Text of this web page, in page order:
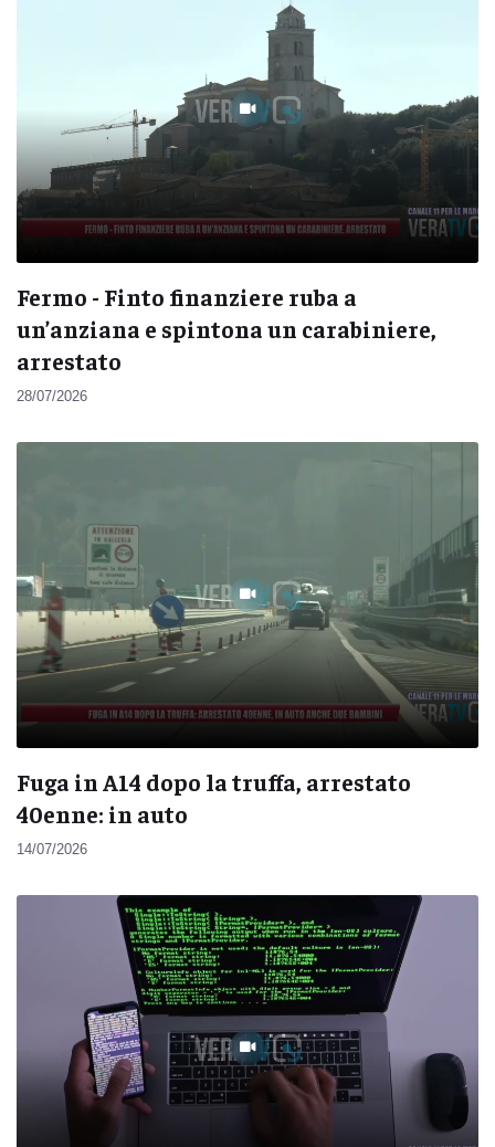
Fermo - Finto finanziere ruba a
un’anziana e spintona un carabiniere,
arrestato
28/07/2026
Fuga in A14 dopo la truffa, arrestato
40enne: in auto
14/07/2026